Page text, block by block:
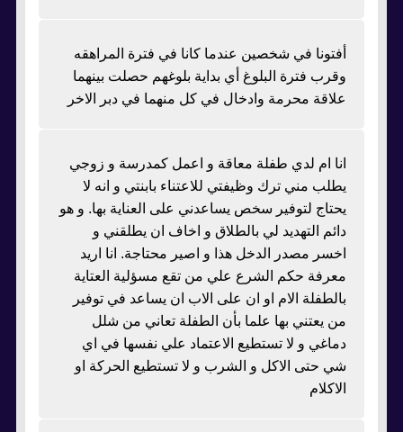
أفتونا في شخصين عندما كانا في فترة المراهقه
وقرب فترة البلوغ أي بداية بلوغهم حصلت بينهما
علاقة محرمة وادخال في كل منهما في دبر الاخر
انا ام لدي طفلة معاقة و اعمل كمدرسة و زوجي
يطلب مني ترك وظيفتي للاعتناء بابنتي و انه لا
يحتاج لتوفير سخص يساعدني على العناية بها. و هو
دائم التهديد لي بالطلاق و اخاف ان يطلقني و
اخسر مصدر الدخل هذا و اصير محتاجة. انا اريد
معرفة حكم الشرع علي من تقع مسؤلية العتاية
بالطفلة الام او ان على الاب ان يساعد في توفير
من يعتني بها علما بأن الطفلة تعاني من شلل
دماغي و لا تستطيع الاعتماد علي نفسها في اي
شي حتى الاكل و الشرب و لا تستطيع الحركة او
الاكلام